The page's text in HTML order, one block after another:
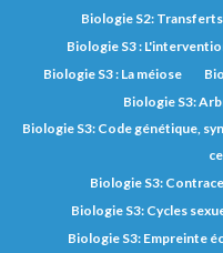
Biologie S2:
Biologie S3 :
Biologie S3 : La méiose
Biologie S3:
Biologie S3: Code génétique,
Biologie S3:
Biologie S3: Cycles
Biologie S3: Empreinte